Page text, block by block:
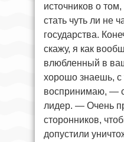
источников о
стать чуть ли не
государства.
скажу, я как
влюбленный в
хорошо знаешь,
воспринимаю, —
лидер. — Очень
сторонников,
допустили